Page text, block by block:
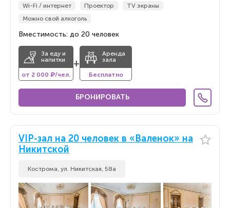
Wi-Fi / интернет
Проектор
TV экраны
Можно свой алкоголь
Вместимость: до 20 человек
За еду и
напитки
от 2 000 ₽/чел.
+
Аренда
зала
Бесплатно
БРОНИРОВАТЬ
VIP-зал на 20 человек в «Валенок» на
Никитской
Кострома, ул. Никитская, 58а